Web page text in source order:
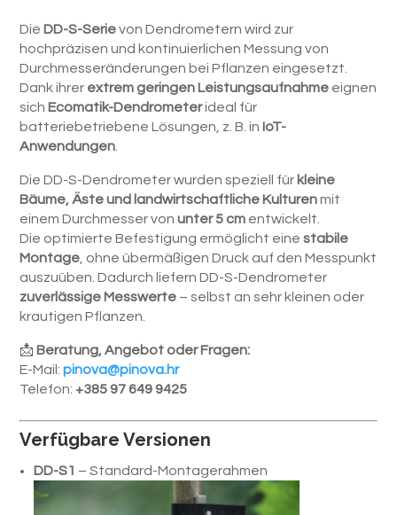
Die DD-S-Serievon Dendrometern wird zur
hochpräzisen und kontinuierlichen Messung von
Durchmesseränderungen bei Pflanzen eingesetzt.
Dank ihrer extrem geringen Leistungsaufnahme eignen
sich Ecomatik-Dendrometerideal für
batteriebetriebene Lösungen, z. B. in IoT-
Anwendungen
Die DD-S-Dendrometer wurden speziell für kleine
Bäume, Äste und landwirtschaftliche Kulturenmit
einem Durchmesser vonunter 5 cm entwickelt.
Die optimierte Befestigung ermöglicht einestabile
Montage , ohne übermäßigen Druck auf den Messpunkt
auszuüben. Dadurch liefern DD-S-Dendrometer
zuverlässige Messwerte – selbst an sehr kleinen oder
krautigen Pflanzen.
📩 Beratung, Angebot oder Fragen:
E-Mail:pinova@pinova.hr
Telefon: +385 97 649 9425
Verfügbare Versionen
DD-S1 – Standard-Montagerahmen